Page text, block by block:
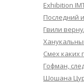
Exhibition
Последний
Гвили
Смех каких
Гофман,
Шошана